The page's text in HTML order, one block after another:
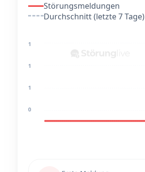
Störungsmeldungen
Durchschnitt (letzte 7 Tage)
1
1
1
0